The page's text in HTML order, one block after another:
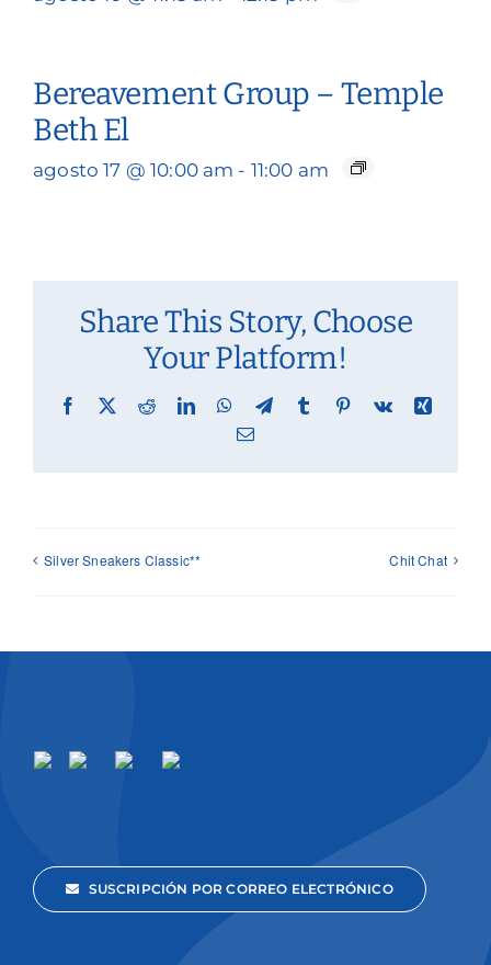
Bereavement Group – Temple
Beth El
agosto 17 @ 10:00 am - 11:00 am
Share This Story, Choose
Your Platform!
Facebook
X RedditLinkedInWhatsApp
TelegramTumblr Pinterest
Vk
Xing
Email
Silver Sneakers Classic** Chit Chat
SUSCRIPCIÓN POR CORREO ELECTRÓNICO